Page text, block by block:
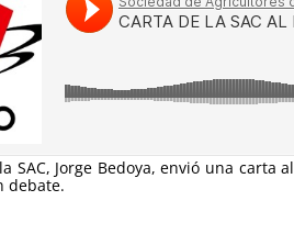
SAC, Jorge Bedoya, envió una
debate.